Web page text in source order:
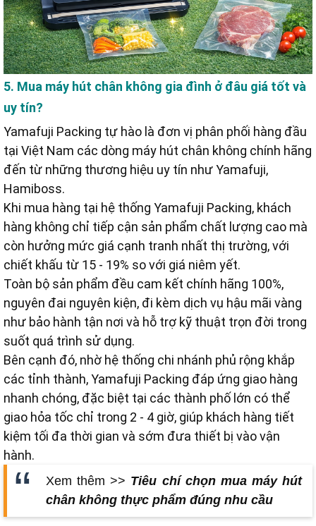
5. Mua máy hút chân không gia đình ở đâu giá tốt và
uy tín?
Yamafuji Packing tự hào là đơn vị phân phối hàng đầu
tại Việt Nam các dòng máy hút chân không chính hãng
đến từ những thương hiệu uy tín như Yamafuji,
Hamiboss.
Khi mua hàng tại hệ thống Yamafuji Packing, khách
hàng không chỉ tiếp cận sản phẩm chất lượng cao mà
còn hưởng mức giá cạnh tranh nhất thị trường, với
chiết khấu từ 15 - 19% so với giá niêm yết.
Toàn bộ sản phẩm đều cam kết chính hãng 100%,
nguyên đai nguyên kiện, đi kèm dịch vụ hậu mãi vàng
như bảo hành tận nơi và hỗ trợ kỹ thuật trọn đời trong
suốt quá trình sử dụng.
Bên cạnh đó, nhờ hệ thống chi nhánh phủ rộng khắp
các tỉnh thành, Yamafuji Packing đáp ứng giao hàng
nhanh chóng, đặc biệt tại các thành phố lớn có thể
giao hỏa tốc chỉ trong 2 - 4 giờ, giúp khách hàng tiết
kiệm tối đa thời gian và sớm đưa thiết bị vào vận
hành.
Xem thêm >> Tiêu chí chọn mua máy hút
chân không thực phẩm đúng nhu cầu